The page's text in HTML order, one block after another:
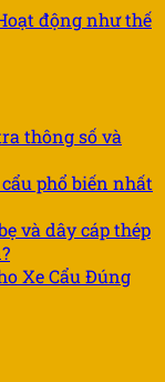
động như thế
thông số và
phổ biến nhất
và dây cáp thép
Xe Cẩu Đúng